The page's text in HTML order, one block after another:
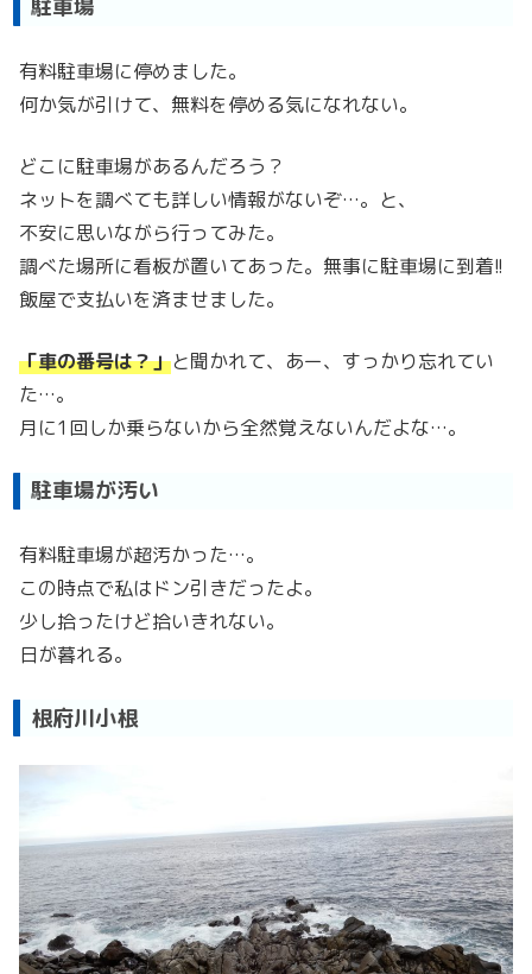
駐車場
有料駐車場に停めました。
何か気が引けて、無料を停める気になれない。
どこに駐車場があるんだろう？
ネットを調べても詳しい情報がないぞ…。と、
不安に思いながら行ってみた。
調べた場所に看板が置いてあった。無事に駐車場に到着!!
飯屋で支払いを済ませました。
「車の番号は？」と聞かれて、あー、すっかり忘れてい
た…。
月に1回しか乗らないから全然覚えないんだよな…。
駐車場が汚い
有料駐車場が超汚かった…。
この時点で私はドン引きだったよ。
少し拾ったけど拾いきれない。
日が暮れる。
根府川小根